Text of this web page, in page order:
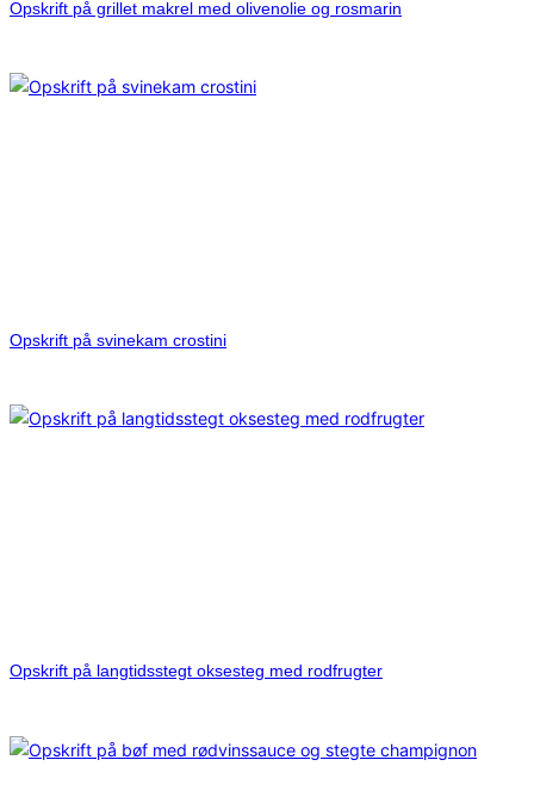
Opskrift på grillet makrel med olivenolie og rosmarin
Opskrift på svinekam crostini
Opskrift på langtidsstegt oksesteg med rodfrugter